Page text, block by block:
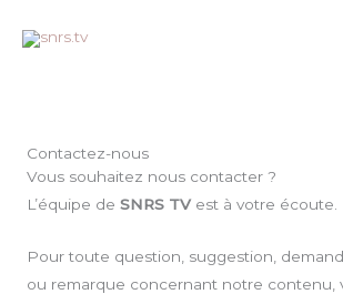
Contactez-nous
Vous souhaitez nous contacter ?
L’équipe de SNRS TVest à votre écoute.
Pour toute question, suggestion,
ou remarque concernant notre contenu,